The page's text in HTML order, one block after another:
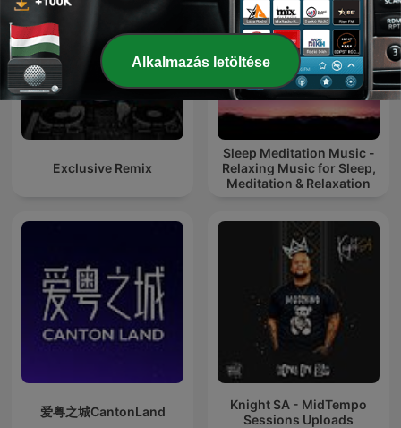
Exclusive Remix
Sleep Meditation Music -
Relaxing Music for Sleep,
Meditation & Relaxation
爱粤之城CantonLand
Knight SA - MidTempo
Sessions Uploads
Alkalmazás letöltése